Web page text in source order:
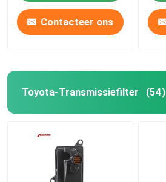
Contacteer ons
Toyota-Transmissiefilter (54)